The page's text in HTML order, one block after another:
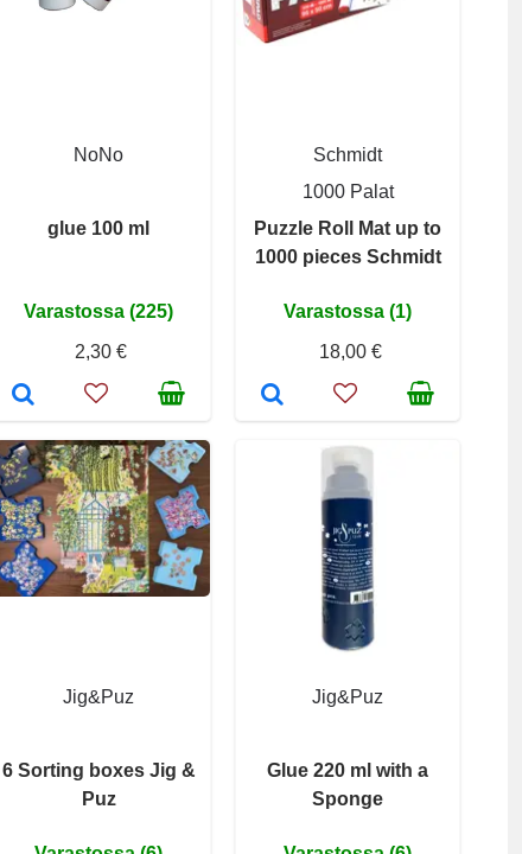
NoNo
glue 100 ml
Varastossa (225)
2,30 €
Schmidt
1000 Palat
Puzzle Roll Mat up to
1000 pieces Schmidt
Varastossa (1)
18,00 €
Jig&Puz
6 Sorting boxes Jig &
Puz
Jig&Puz
Glue 220 ml with a
Sponge